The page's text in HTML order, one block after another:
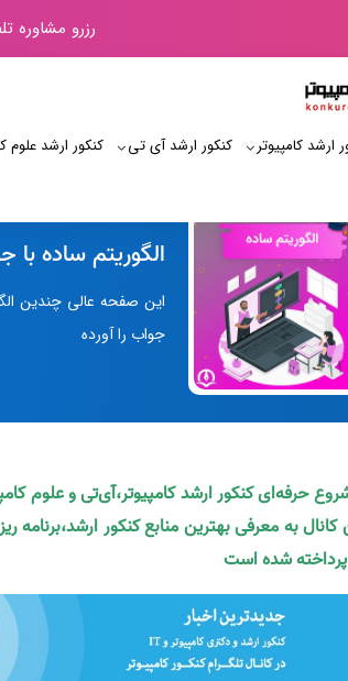
رزرو مشاوره
ارشد کامپیوتر کنکور ارشد آی‌ تی کنکور ارشد علوم
الگوریتم ساده با
این صفحه عالی چندین
جواب را آورده
حرفه‌ای کنکور ارشد کامپیوتر،آی‌تی و علوم
کانال به معرفی بهترین منابع کنکور
پرداخته شده است